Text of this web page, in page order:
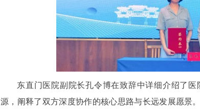
东直门医院副院长孔令博在致辞中详细介绍了
源，阐释了双方深度协作的核心思路与长远发展愿景